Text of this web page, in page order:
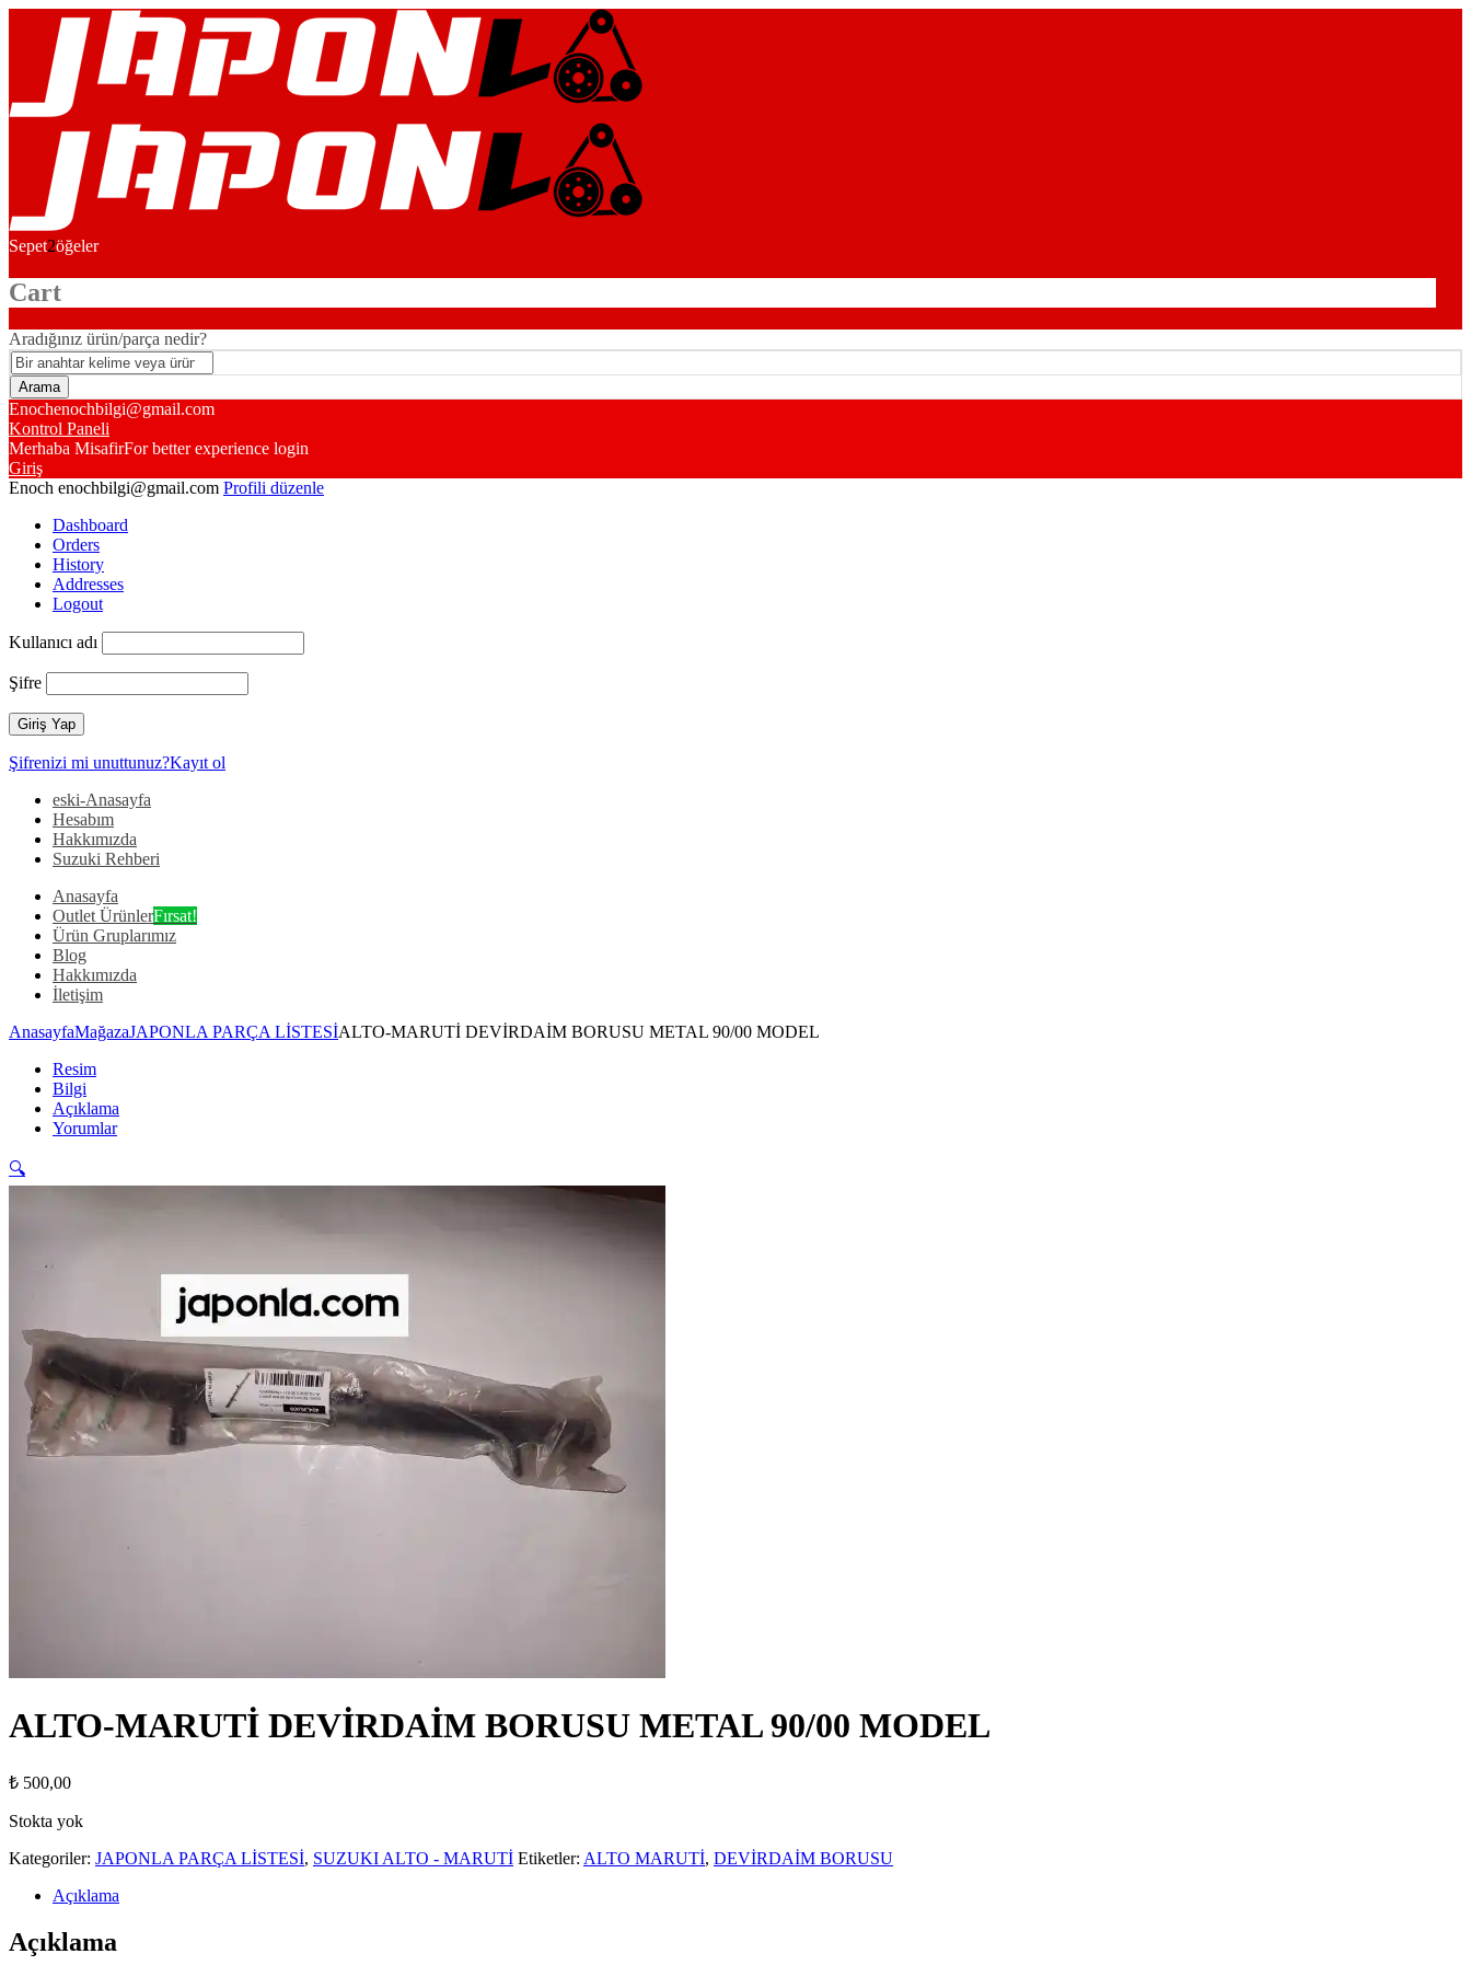
Sepet2öğeler
Cart
Aradığınız ürün/parça nedir?
Enochenochbilgi@gmail.com
Kontrol Paneli
Merhaba MisafirFor better experience login
Giriş
Enoch enochbilgi@gmail.com Profili düzenle
Dashboard
Orders
History
Addresses
Logout
Kullanıcı adı
Şifre
Şifrenizi mi unuttunuz?Kayıt ol
eski-Anasayfa
Hesabım
Hakkımızda
Suzuki Rehberi
Anasayfa
Outlet ÜrünlerFırsat!
Ürün Gruplarımız
Blog
Hakkımızda
İletişim
AnasayfaMağazaJAPONLA PARÇA LİSTESİALTO-MARUTİ DEVİRDAİM BORUSU METAL 90/00 MODEL
Resim
Bilgi
Açıklama
Yorumlar
🔍
ALTO-MARUTİ DEVİRDAİM BORUSU METAL 90/00 MODEL
₺ 500,00
Stokta yok
Kategoriler: JAPONLA PARÇA LİSTESİ, SUZUKI ALTO - MARUTİ Etiketler: ALTO MARUTİ, DEVİRDAİM BORUSU
Açıklama
Açıklama